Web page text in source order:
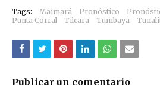
Tags: Maimará Pronóstico
Punta Corral
Tilcara Tumbaya
Publicar un comentario